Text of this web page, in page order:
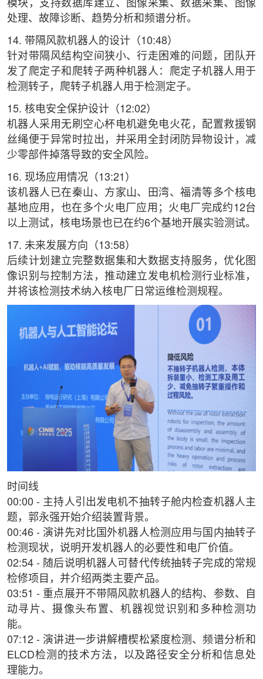
模块，支持数据库建立、图像采集、数据采集、图像
处理、故障诊断、趋势分析和频谱分析。
14. 带隔风款机器人的设计（10:48）
针对带隔风结构空间狭小、行走困难的问题，团队开
发了爬定子和爬转子两种机器人：爬定子机器人用于
检测转子，爬转子机器人用于检测定子。
15. 核电安全保护设计（12:02）
机器人采用无刷空心杯电机避免电火花，配置救援钢
丝绳便于异常时拉出，并采用全封闭防异物设计，减
少零部件掉落导致的安全风险。
16. 现场应用情况（13:21）
该机器人已在秦山、方家山、田湾、福清等多个核电
基地应用，也在多个火电厂应用；火电厂完成约12台
以上测试，核电场景也已在约6个基地开展实验测试。
17. 未来发展方向（13:58）
后续计划建立完整数据集和大数据支持服务，优化图
像识别与控制方法，推动建立发电机检测行业标准，
并将该检测技术纳入核电厂日常运维检测规程。
时间线
00:00 - 主持人引出发电机不抽转子舱内检查机器人主
题，郭永强开始介绍装置背景。
00:46 - 演讲先对比国外机器人检测应用与国内抽转子
检测现状，说明开发机器人的必要性和电厂价值。
02:54 - 随后说明机器人可替代传统抽转子完成的常规
检修项目，并介绍两类主要产品。
03:51 - 重点展开不带隔风款机器人的结构、参数、自
动寻片、摄像头布置、机器视觉识别和多种检测功
能。
07:12 - 演讲进一步讲解槽楔松紧度检测、频谱分析和
ELCD检测的技术方法，以及路径安全分析和信息处
理能力。